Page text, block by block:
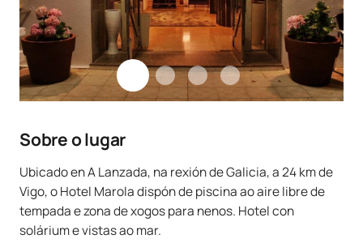
Sobre o lugar
Ubicado en A Lanzada, na rexión de Galicia, a 24 km de
Vigo, o Hotel Marola dispón de piscina ao aire libre de
tempada e zona de xogos para nenos. Hotel con
solárium e vistas ao mar.